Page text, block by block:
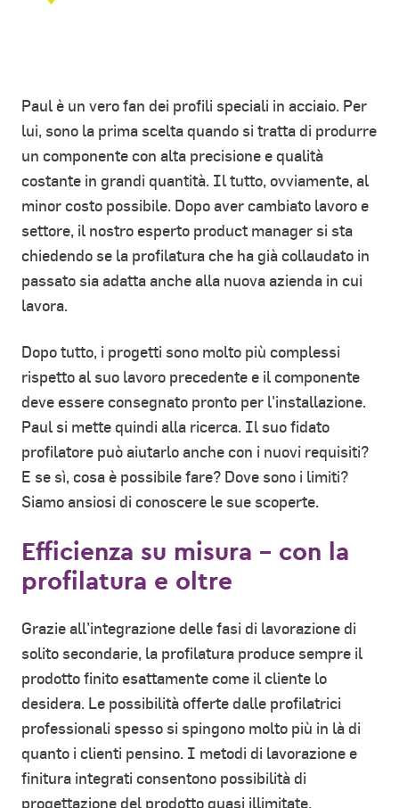
Paul è un vero fan dei profili speciali in acciaio. Per
lui, sono la prima scelta quando si tratta di produrre
un componente con alta precisione e qualità
costante in grandi quantità. Il tutto, ovviamente, al
minor costo possibile. Dopo aver cambiato lavoro e
settore, il nostro esperto product manager si sta
chiedendo se la profilatura che ha già collaudato in
passato sia adatta anche alla nuova azienda in cui
lavora.
Dopo tutto, i progetti sono molto più complessi
rispetto al suo lavoro precedente e il componente
deve essere consegnato pronto per l'installazione.
Paul si mette quindi alla ricerca. Il suo fidato
profilatore può aiutarlo anche con i nuovi requisiti?
E se sì, cosa è possibile fare? Dove sono i limiti?
Siamo ansiosi di conoscere le sue scoperte.
Efficienza su misura - con la
profilatura e oltre
Grazie all’integrazione delle fasi di lavorazione di
solito secondarie, la profilatura produce sempre il
prodotto finito esattamente come il cliente lo
desidera. Le possibilità offerte dalle profilatrici
professionali spesso si spingono molto più in là di
quanto i clienti pensino. I metodi di lavorazione e
finitura integrati consentono possibilità di
progettazione del prodotto quasi illimitate.